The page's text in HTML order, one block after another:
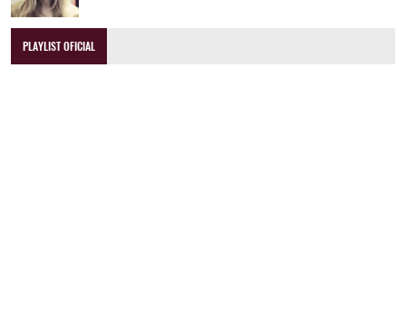
PLAYLIST OFICIAL